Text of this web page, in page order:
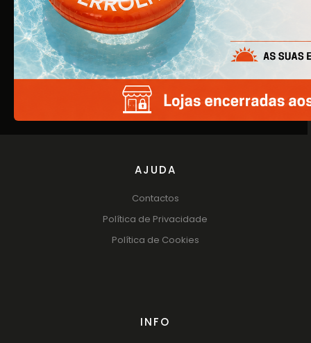
EMPRESA
Quem Somos
Produtos
Catálogos
AJUDA
Contactos
Política de Privacidade
Política de Cookies
INFO